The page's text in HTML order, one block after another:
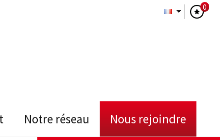
0
notre réseau nous rejoindre